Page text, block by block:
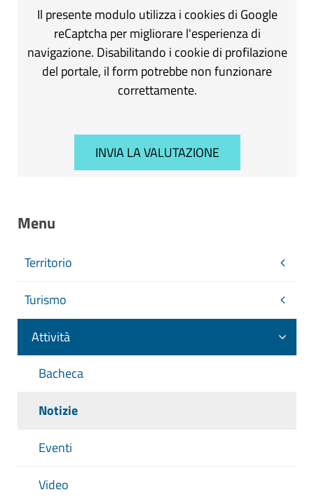
Il presente modulo utilizza i cookies di Google
reCaptcha per migliorare l'esperienza di
navigazione. Disabilitando i cookie di profilazione
del portale, il form potrebbe non funzionare
correttamente.
Menu
Territorio
Turismo
Attività
Bacheca
Notizie
Eventi
Video